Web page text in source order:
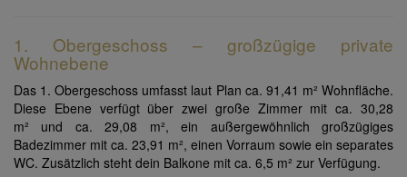
1. Obergeschoss – großzügige private
Wohnebene
Das 1. Obergeschoss umfasst laut Plan ca. 91,41 m² Wohnfläche.
Diese Ebene verfügt über zwei große Zimmer mit ca. 30,28
m² und ca. 29,08 m², ein außergewöhnlich großzügiges
Badezimmer mit ca. 23,91 m², einen Vorraum sowie ein separates
WC. Zusätzlich steht dein Balkone mit ca. 6,5 m² zur Verfügung.